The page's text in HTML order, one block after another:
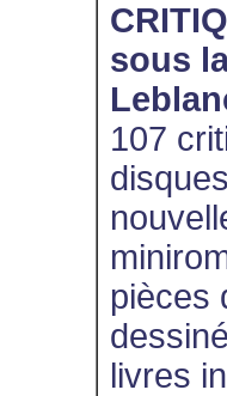
sous
107
pièces
livres